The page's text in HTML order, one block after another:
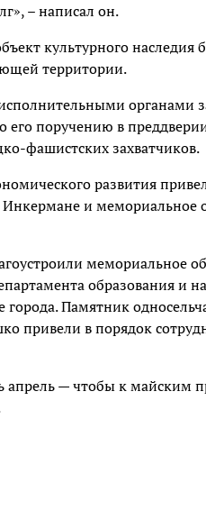
– написал он.
культурного
территории.
органами
его поручению в
фашистских захватчиков.
развития
и мемориальное
мемориальное
образования и
города. Памятник
привели в порядок
апрель — чтобы к майским